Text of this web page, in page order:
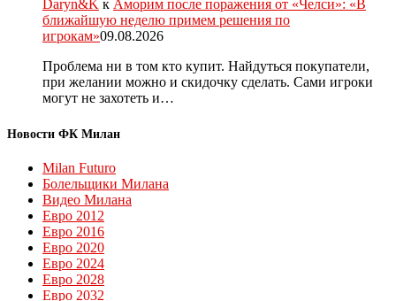
Daryn&K к Аморим после поражения от «Челси»: «В
ближайшую неделю примем решения по
игрокам»09.08.2026
Проблема ни в том кто купит. Найдуться покупатели,
при желании можно и скидочку сделать. Сами игроки
могут не захотеть и…
Новости ФК Милан
Milan Futuro
Болельщики Милана
Видео Милана
Евро 2012
Евро 2016
Евро 2020
Евро 2024
Евро 2028
Евро 2032